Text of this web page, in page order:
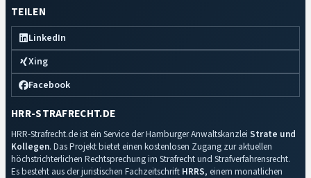
TEILEN
LinkedIn
Xing
Facebook
HRR-STRAFRECHT.DE
HRR-Strafrecht.de ist ein Service der Hamburger Anwaltskanzlei Strate und
Kollegen. Das Projekt bietet einen kostenlosen Zugang zur aktuellen
höchstrichterlichen Rechtsprechung im Strafrecht und Strafverfahrensrecht.
Es besteht aus der juristischen Fachzeitschrift HRRS, einem monatlichen